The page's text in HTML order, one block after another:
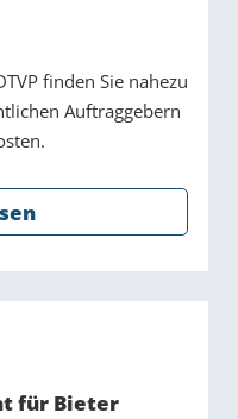
finden Sie nahezu
Auftraggebern
für Bieter